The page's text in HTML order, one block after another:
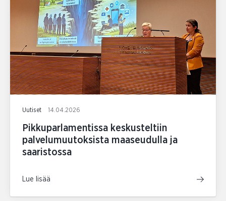
Uutiset 14.04.2026
Pikkuparlamentissa keskusteltiin
palvelumuutoksista maaseudulla ja
saaristossa
Lue lisää